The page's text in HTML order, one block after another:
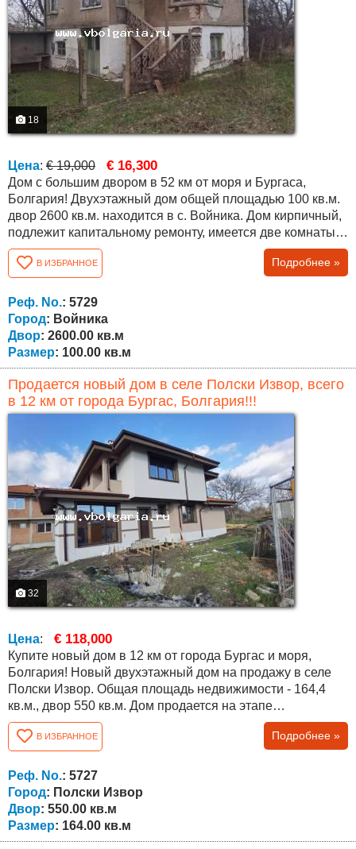
18
Цена: € 19,000 € 16,300
Дом с большим двором в 52 км от моря и Бургаса,
Болгария! Двухэтажный дом общей площадью 100 кв.м.
двор 2600 кв.м. находится в с. Войника. Дом кирпичный,
подлежит капитальному ремонту, имеется две комнаты
на первом этаже и три на втором. Двор с небольшим
уклоном, в конце деревни с прекрасным видом на поля.
Участок огорожен забором - сеткой. Дом расположен в
деревне Войника. В этой местности прекрасная
природа. Это место рекомендуется...
В ИЗБРАННОЕ Подробнее »
Реф. No.: 5729
Город: Войника
Двор: 2600.00 кв.м
Размер: 100.00 кв.м
Продается новый дом в селе Полски Извор, всего
в 12 км от города Бургас, Болгария!!!
32
Цена: € 118,000
Купите новый дом в 12 км от города Бургас и моря,
Болгария! Новый двухэтажный дом на продажу в селе
Полски Извор. Общая площадь недвижимости - 164,4
кв.м., двор 550 кв.м. Дом продается на этапе
строительства "без внутренней отделки”, по желанию
клиента и за дополнительную оплату будет завершена
“под ключ". Дом находится в конце села возле
асфальтированной дороги и будет построен из
В ИЗБРАННОЕ Подробнее »
Реф. No.: 5727
Город: Полски Извор
Двор: 550.00 кв.м
Размер: 164.00 кв.м